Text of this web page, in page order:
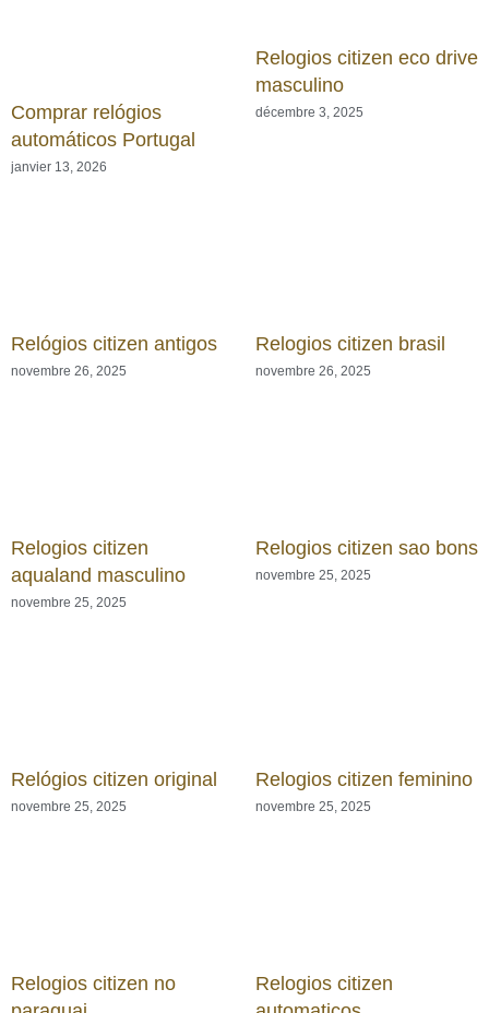
Comprar relógios
automáticos Portugal
janvier 13, 2026
Relogios citizen eco drive
masculino
décembre 3, 2025
Relógios citizen antigos
novembre 26, 2025
Relogios citizen brasil
novembre 26, 2025
Relogios citizen
aqualand masculino
novembre 25, 2025
Relogios citizen sao bons
novembre 25, 2025
Relógios citizen original
novembre 25, 2025
Relogios citizen feminino
novembre 25, 2025
Relogios citizen no
Relogios citizen